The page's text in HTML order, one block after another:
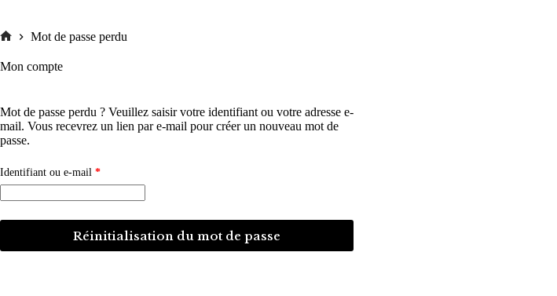
Mot de passe perdu
Mon compte
Mot de passe perdu ? Veuillez saisir votre identifiant ou votre adresse e-
mail. Vous recevrez un lien par e-mail pour créer un nouveau mot de
passe.
Identifiant ou e-mail *Obligatoire
Réinitialisation du mot de passe